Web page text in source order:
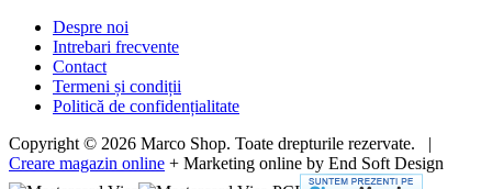
Despre noi
Intrebari frecvente
Contact
Termeni și condiții
Politică de confidențialitate
Copyright © 2026 Marco Shop. Toate drepturile rezervate. |
Creare magazin online + Marketing online by End Soft Design